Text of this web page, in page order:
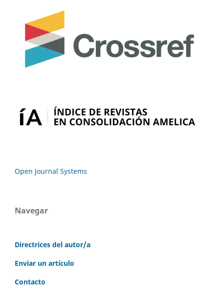
Open Journal Systems
Navegar
Directrices del autor/a
Enviar un artículo
Contacto